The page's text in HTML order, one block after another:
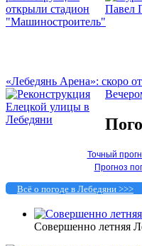
«Лебедянь Арена»: скоро
Точный
Прогноз
Всё о погоде в Лебедяни >>>
Совершенно летняя